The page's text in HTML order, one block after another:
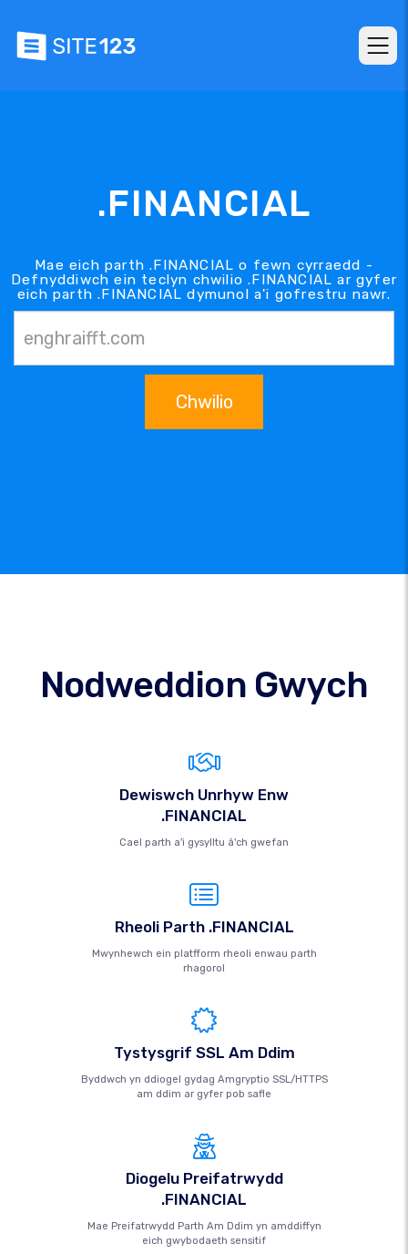
.FINANCIAL
Mae eich parth .FINANCIAL o fewn cyrraedd -
Defnyddiwch ein teclyn chwilio .FINANCIAL ar gyfer
eich parth .FINANCIAL dymunol a'i gofrestru nawr.
Chwilio
Nodweddion Gwych
Dewiswch Unrhyw Enw
.FINANCIAL
Cael parth a'i gysylltu â'ch gwefan
Rheoli Parth .FINANCIAL
Mwynhewch ein platfform rheoli enwau parth
rhagorol
Tystysgrif SSL Am Ddim
Byddwch yn ddiogel gydag Amgryptio SSL/HTTPS
am ddim ar gyfer pob safle
Diogelu Preifatrwydd
.FINANCIAL
Mae Preifatrwydd Parth Am Ddim yn amddiffyn
eich gwybodaeth sensitif